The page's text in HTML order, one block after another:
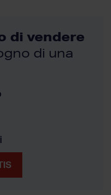
di vendere
di una